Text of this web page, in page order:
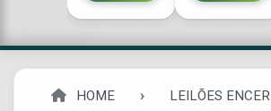
HOME LEILÕES